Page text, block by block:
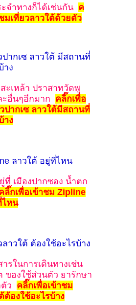
จำทางก็ได้เช่นกัน ค
มเที่ยวลาวใต้ด้วยตัว
ปากเซ ลาวใต้ มีสถานที่
าง
ะเหล้า ปราสาทวัดพู
อื่นๆอีกมาก
คลิ๊กเพื่อ
ปากเซ ลาวใต้มีสถานที่
าง
ลาวใต้ อยู่ที่ไหน
ที่ เมืองปากซอง น้ำตก
ลิ๊กเพื่อเข้าชม Zipline
ไหน
ลาวใต้ ต้องใช้อะไรบ้าง
ารในการเดินทางเช่น
ของใช้ส่วนตัว ยารักษา
ว คลิ๊กเพื่อเข้าชม
ต้องใช้อะไรบ้าง